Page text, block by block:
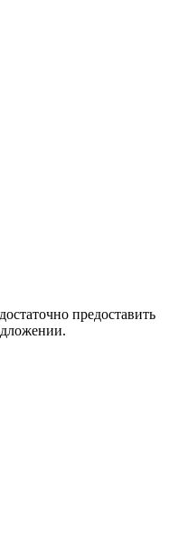
предоставить